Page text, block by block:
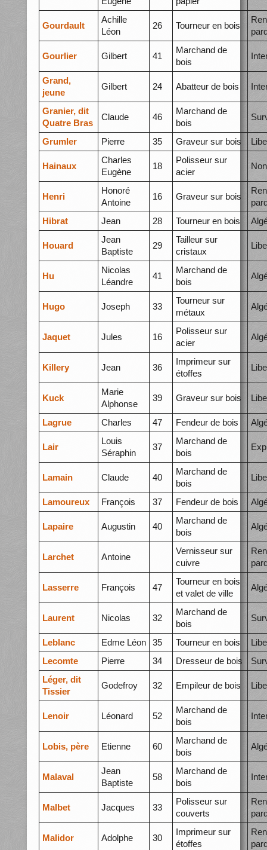
Gourdault
Achille
Léon
26 Tourneur en bois
Gourlier Gilbert 41
Marchand de
bois
Grand,
jeune
Gilbert 24 Abatteur de bois
Granier, dit
Quatre Bras
Claude 46
Marchand de
bois
Grumler Pierre 35 Graveur sur bois
Hainaux
Charles
Eugène
18
Polisseur sur
acier
Henri
Honoré
Antoine
16 Graveur sur bois
Hibrat
Jean 28 Tourneur en bois
Houard
Jean
Baptiste
29
Tailleur sur
cristaux
Hu
Nicolas
Léandre
41
Marchand de
bois
Hugo Joseph 33
Tourneur sur
métaux
Jaquet Jules 16
Polisseur sur
acier
Killery Jean 36
Imprimeur sur
étoffes
Kuck
Marie
Alphonse
39 Graveur sur bois
Lagrue Charles 47 Fendeur de bois
Lair
Louis
Séraphin
37
Marchand de
bois
Lamain Claude 40
Marchand de
bois
Lamoureux François 37 Fendeur de bois
Lapaire Augustin 40
Marchand de
bois
Larchet Antoine
Vernisseur sur
cuivre
Lasserre François 47
Tourneur en bois
et valet de ville
Laurent Nicolas 32
Marchand de
bois
Leblanc Edme Léon 35 Tourneur en bois
Lecomte
Pierre 34 Dresseur de bois
Léger, dit
Tissier
Godefroy 32 Empileur de bois
Lenoir Léonard 52
Marchand de
bois
Lobis, père Etienne 60
Marchand de
bois
Malaval
Jean
Baptiste
58
Marchand de
bois
Malbet Jacques 33
Polisseur sur
couverts
Malidor Adolphe 30
Imprimeur sur
étoffes